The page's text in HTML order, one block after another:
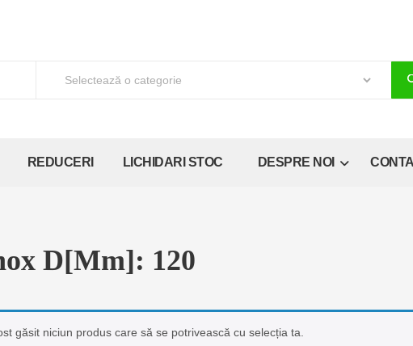
REDUCERI LICHIDARI STOC DESPRE NOI
D[mm]: 120
găsit niciun produs care să se potrivească cu selecția ta.